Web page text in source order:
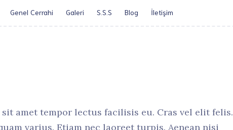
Genel Cerrahi Galeri S.S.S Blog İletişim​
amet tempor lectus facilisis eu. Cras vel elit felis.
varius. Etiam nec laoreet turpis. Aenean nisi